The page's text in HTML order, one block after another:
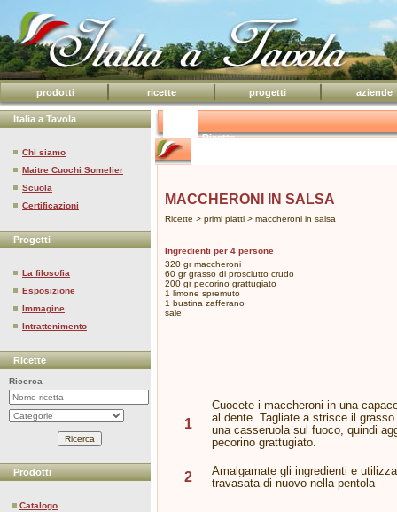
prodotti ricette progetti aziende
Italia a Tavola
Chi siamo
Maitre Cuochi Somelier
Scuola
Certificazioni
Progetti
La filosofia
Esposizione
Immagine
Intrattenimento
Ricette
Ricerca
Prodotti
Catalogo
Ricette
MACCHERONI IN SALSA
Ricette > primi piatti > maccheroni in salsa
Ingredienti per 4 persone
320 gr maccheroni
60 gr grasso di prosciutto crudo
200 gr pecorino grattugiato
1 limone spremuto
1 bustina zafferano
sale
1
Cuocete i maccheroni in una
al dente. Tagliate a strisce il
una casseruola sul fuoco, quindi
pecorino grattugiato.
2
Amalgamate gli ingredienti e
travasata di nuovo nella pentola